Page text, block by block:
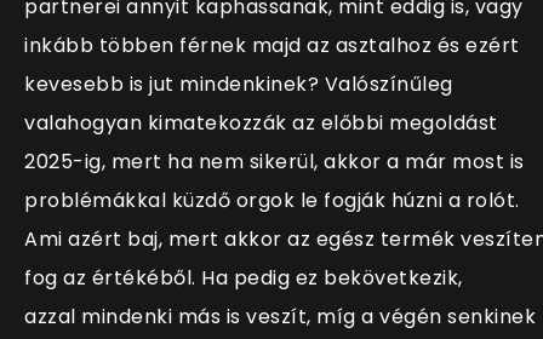
partnerei annyit kaphassanak, mint eddig is, vagy
inkább többen férnek majd az asztalhoz és ezért
kevesebb is jut mindenkinek? Valószínűleg
valahogyan kimatekozzák az előbbi megoldást
2025-ig, mert ha nem sikerül, akkor a már most is
problémákkal küzdő orgok le fogják húzni a rolót.
Ami azért baj, mert akkor az egész termék
fog az értékéből. Ha pedig ez bekövetkezik,
azzal mindenki más is veszít, míg a végén senkinek